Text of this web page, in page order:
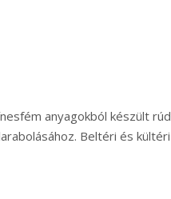
anyagokból készült
Beltéri és